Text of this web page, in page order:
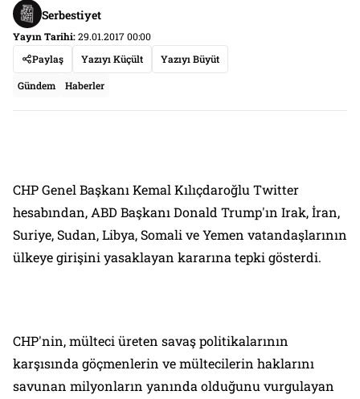
Serbestiyet
Yayın Tarihi:29.01.2017 00:00
Paylaş
Yazıyı Küçült Yazıyı Büyüt
Gündem Haberler
CHP Genel Başkanı Kemal Kılıçdaroğlu Twitter
hesabından, ABD Başkanı Donald Trump'ın Irak, İran,
Suriye, Sudan, Libya, Somali ve Yemen vatandaşlarının
ülkeye girişini yasaklayan kararına tepki gösterdi.
CHP'nin, mülteci üreten savaş politikalarının
karşısında göçmenlerin ve mültecilerin haklarını
savunan milyonların yanında olduğunu vurgulayan